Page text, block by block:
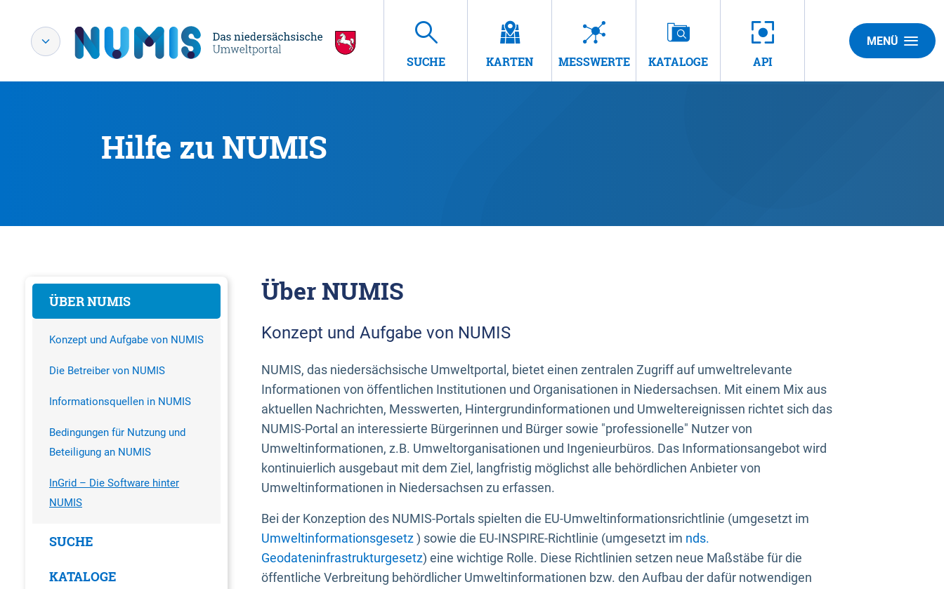
SUCHE KARTEN MESSWERTE KATALOGE API
MENÜ
Hilfe zu NUMIS
ÜBER NUMIS
Konzept und Aufgabe von NUMIS
Die Betreiber von NUMIS
Informationsquellen in NUMIS
Bedingungen für Nutzung und
Beteiligung an NUMIS
InGrid – Die Software hinter
NUMIS
SUCHE
KATALOGE
Über NUMIS
Konzept und Aufgabe von NUMIS
NUMIS, das niedersächsische Umweltportal, bietet einen zentralen Zugriff auf umweltrelevante
Informationen von öffentlichen Institutionen und Organisationen in Niedersachsen. Mit einem Mix aus
aktuellen Nachrichten, Messwerten, Hintergrundinformationen und Umweltereignissen richtet sich das
NUMIS-Portal an interessierte Bürgerinnen und Bürger sowie "professionelle" Nutzer von
Umweltinformationen, z.B. Umweltorganisationen und Ingenieurbüros. Das Informationsangebot wird
kontinuierlich ausgebaut mit dem Ziel, langfristig möglichst alle behördlichen Anbieter von
Umweltinformationen in Niedersachsen zu erfassen.
Bei der Konzeption des NUMIS-Portals spielten die EU-Umweltinformationsrichtlinie (umgesetzt im
Umweltinformationsgesetz) sowie die EU-INSPIRE-Richtlinie (umgesetzt im nds.
Geodateninfrastrukturgesetz) eine wichtige Rolle. Diese Richtlinien setzen neue Maßstäbe für die
öffentliche Verbreitung behördlicher Umweltinformationen bzw. den Aufbau der dafür notwendigen